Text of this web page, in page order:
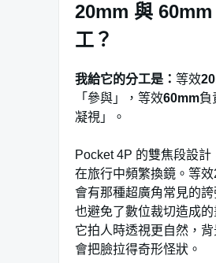
20mm 與
工？
我給它的分工是： 等效
「參與」，等效60mm負
凝視」。
Pocket 4P 的雙焦段設計
在旅行中頻繁換鏡。等
會有那種超廣角常見的誇
也避免了數位裁切造成的
它拍人時透視更自然，
會把臉拉得奇形怪狀。